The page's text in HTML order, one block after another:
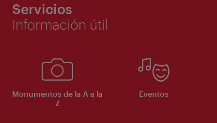
Servicios
Información útil
Monumentos de la A a la
Z
Eventos